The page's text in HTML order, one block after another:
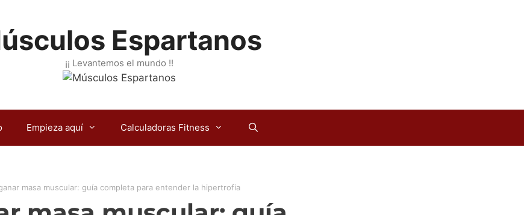
Espartanos
¡¡ Levantemos el mundo !!
Empieza aquí Calculadoras Fitness
masa muscular: guía completa para entender la hipertrofia